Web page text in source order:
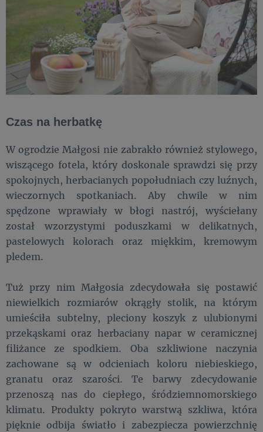
Czas na herbatkę
W ogrodzie Małgosi nie zabrakło również stylowego,
wiszącego fotela, który doskonale sprawdzi się przy
spokojnych, herbacianych popołudniach czy luźnych,
wieczornych spotkaniach. Aby chwile w nim
spędzone wprawiały w błogi nastrój, wyściełany
został wzorzystymi poduszkami w delikatnych,
pastelowych kolorach oraz miękkim, kremowym
pledem.
Tuż przy nim Małgosia zdecydowała się postawić
niewielkich rozmiarów okrągły stolik, na którym
umieściła subtelny, pleciony koszyk z ulubionymi
przekąskami oraz herbaciany napar w ceramicznej
filiżance ze spodkiem. Oba szkliwione naczynia
zachowane są w odcieniach koloru niebieskiego,
granatu oraz szarości. Te barwy zdecydowanie
przenoszą nas do ciepłego, śródziemnomorskiego
klimatu. Produkty pokryto warstwą szkliwa, która
pięknie odbija światło i zabezpiecza powierzchnię